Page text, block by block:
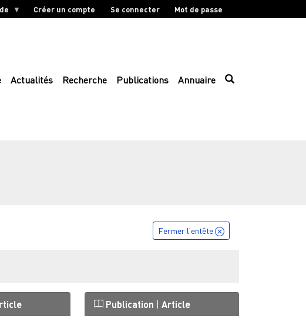
Créer un compte Se connecter Mot de passe
Actualités Recherche Publications Annuaire
Fermer l'entête
Publication | Article